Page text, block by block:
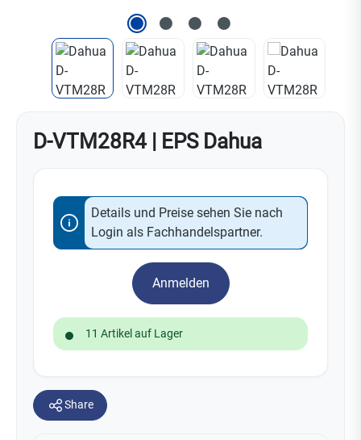
D-VTM28R4 | EPS Dahua
Details und Preise sehen Sie nach
Login als Fachhandelspartner.
Anmelden
11 Artikel auf Lager
Share